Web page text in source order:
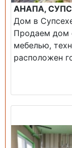
АНАПА,
Дом в
Продаем дом
мебелью,
расположен